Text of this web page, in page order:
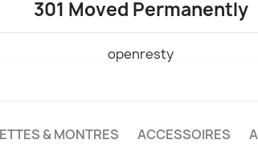
301 Moved Permanently
openresty
& MONTRES ACCESSOIRES